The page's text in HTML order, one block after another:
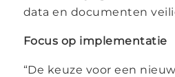
data en documenten
Focus op implementatie
“De keuze voor een